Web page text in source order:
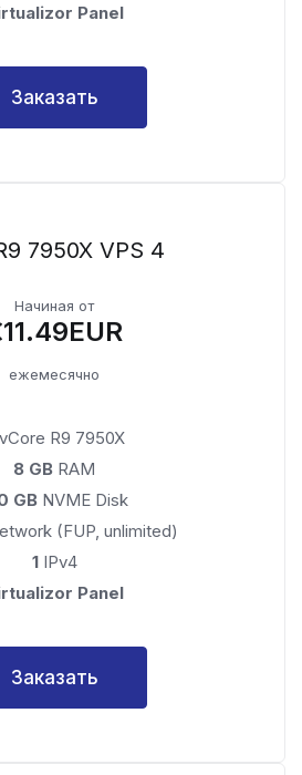
Panel
Заказать
7950X VPS 4
Начиная от
ежемесячно
vCore R9 7950X
8 GB RAM
GB NVME Disk
(FUP, unlimited)
1IPv4
Panel
Заказать